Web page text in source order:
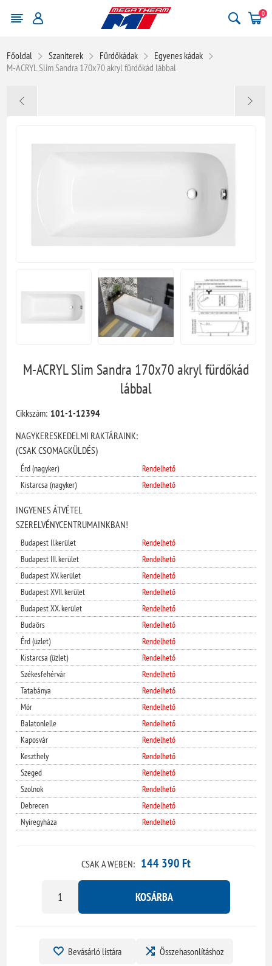
0
Főoldal Szaniterek Fürdőkádak
Egyenes kádak
M-ACRYL Slim Sandra 170x70 akryl fürdőkád lábbal
M-ACRYL Slim Sandra 170x70 akryl fürdőkád
lábbal
Cikkszám: 101-1-12394
NAGYKERESKEDELMI RAKTÁRAINK:
(CSAK CSOMAGKÜLDÉS)
Érd (nagyker)
Rendelhető
Kistarcsa (nagyker)
Rendelhető
INGYENES ÁTVÉTEL
SZERELVÉNYCENTRUMAINKBAN!
Budapest II.kerület
Rendelhető
Budapest III. kerület
Rendelhető
Budapest XV. kerület
Rendelhető
Budapest XVII. kerület
Rendelhető
Budapest XX. kerület
Rendelhető
Budaörs
Rendelhető
Érd (üzlet)
Rendelhető
Kistarcsa (üzlet)
Rendelhető
Székesfehérvár
Rendelhető
Tatabánya
Rendelhető
Mór
Rendelhető
Balatonlelle
Rendelhető
Kaposvár
Rendelhető
Keszthely
Rendelhető
Szeged
Rendelhető
Szolnok
Rendelhető
Debrecen
Rendelhető
Nyíregyháza
Rendelhető
CSAK A WEBEN: 144 390 Ft
KOSÁRBA
Bevásárló listára Összehasonlításhoz